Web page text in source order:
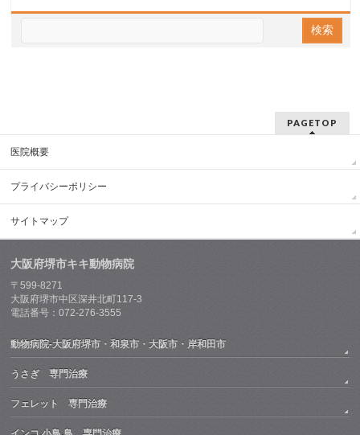
PAGETOP
医院概要
プライバシーポリシー
サイトマップ
大阪府堺市キキ動物病院
〒599-8271
大阪府堺市中区深井北町117-3
電話番号：072-276-3555
動物病院-大阪府堺市・和泉市・大阪市・岸和田市
うさぎ 専門治療
フェレット 専門治療